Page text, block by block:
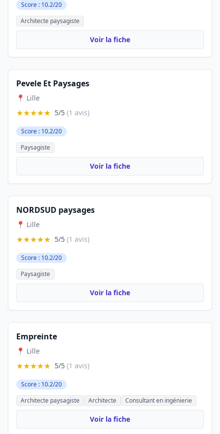
Score : 10.2/20
Architecte paysagiste
Voir la fiche
Pevele Et Paysages
📍 Lille
★★★★★ 5/5 (1 avis)
Score : 10.2/20
Paysagiste
Voir la fiche
NORDSUD paysages
📍 Lille
★★★★★ 5/5 (1 avis)
Score : 10.2/20
Paysagiste
Voir la fiche
Empreinte
📍 Lille
★★★★★ 5/5 (1 avis)
Score : 10.2/20
Architecte paysagiste
Architecte Consultant en ingénierie
Voir la fiche